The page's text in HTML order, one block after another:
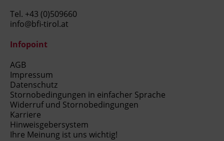
Tel. +43 (0)509660
info@bfi-tirol.at
Infopoint
AGB
Impressum
Datenschutz
Stornobedingungen in einfacher Sprache
Widerruf und Stornobedingungen
Karriere
Hinweisgebersystem
Ihre Meinung ist uns wichtig!